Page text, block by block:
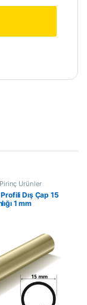
Pirinç Ürünler
Dış Çap 15
1 mm